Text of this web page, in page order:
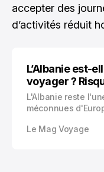
accepter des
d’activités réduit
L’Albanie est-
voyager ?
L'Albanie reste
méconnues
niché entre la
Le Mag Voyage